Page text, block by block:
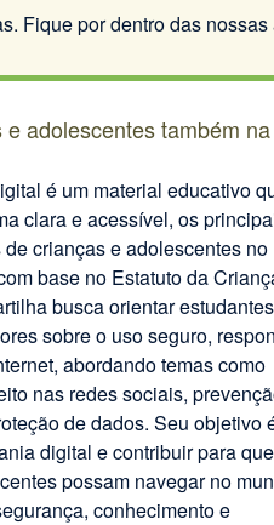
Fique por dentro das
adolescentes também na
é um material educativo
clara e acessível, os
crianças e adolescentes no
base no Estatuto da
busca orientar
sobre o uso seguro,
abordando temas como
nas redes sociais,
de dados. Seu objetivo
digital e contribuir para que
possam navegar no
conhecimento e